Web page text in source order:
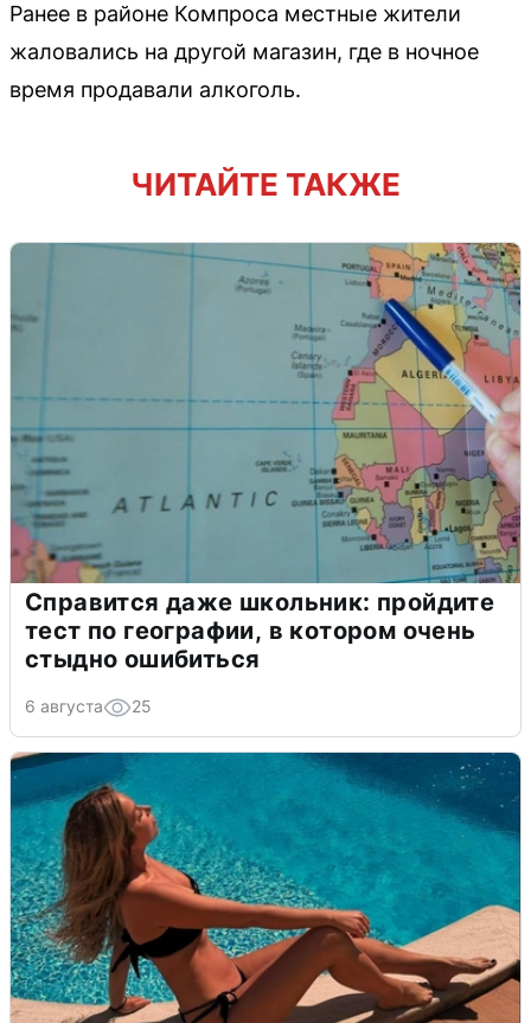
Ранее в районе Компроса местные жители
жаловались на другой магазин, где в ночное
время продавали алкоголь.
ЧИТАЙТЕ ТАКЖЕ
Справится даже школьник: пройдите
тест по географии, в котором очень
стыдно ошибиться
6 августа 25